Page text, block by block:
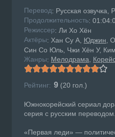
Перевод: Русская озвучка,
Продолжительность:
Режисcер: Ли Хо Хён
Актёры: Хан Су А, Юджин,
Син Со Юль, Чжи Хён У,
Жанры: Мелодрама
Рейтинг: 9 (20 гол.)
Южнокорейский сериал
серия с русским переводом.
«Первая леди» —